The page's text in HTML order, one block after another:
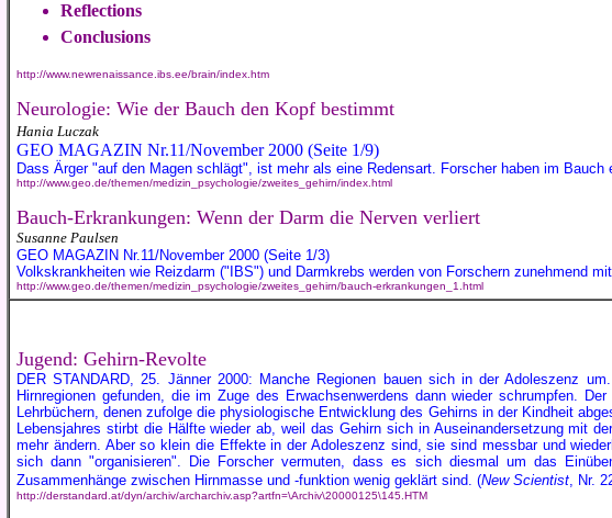
Reflections
Conclusions
http://www.newrenaissance.ibs.ee/brain/index.htm
Neurologie: Wie der Bauch den Kopf bestimmt
Hania Luczak
GEO MAGAZIN Nr.11/November 2000 (Seite 1/9)
Dass Ärger "auf den Magen schlägt", ist mehr als eine Redensart. Forscher haben im
http://www.geo.de/themen/medizin_psychologie/zweites_gehirn/index.html
Bauch-Erkrankungen: Wenn der Darm die Nerven verliert
Susanne Paulsen
GEO MAGAZIN Nr.11/November 2000 (Seite 1/3)
Volkskrankheiten wie Reizdarm ("IBS") und Darmkrebs werden von Forschern zunehmend
http://www.geo.de/themen/medizin_psychologie/zweites_gehirn/bauch-erkrankungen_1.html
Jugend: Gehirn-Revolte
DER STANDARD, 25. Jänner 2000: Manche Regionen bauen sich in der Adoleszenz
Hirnregionen gefunden, die im Zuge des Erwachsenwerdens dann wieder schrumpfen.
Lehrbüchern, denen zufolge die physiologische Entwicklung des Gehirns in der Kindheit
Lebensjahres stirbt die Hälfte wieder ab, weil das Gehirn sich in Auseinandersetzung mit
mehr ändern. Aber so klein die Effekte in der Adoleszenz sind, sie sind messbar und
sich dann "organisieren". Die Forscher vermuten, dass es sich diesmal um das
Zusammenhänge zwischen Hirnmasse und -funktion wenig geklärt sind. (New Scientist, Nr.
http://derstandard.at/dyn/archiv/archarchiv.asp?artfn=\Archiv\20000125\145.HTM